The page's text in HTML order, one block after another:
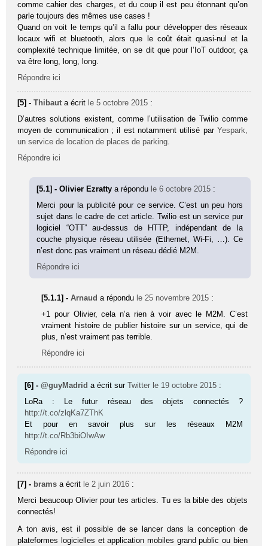
comme cahier des charges, et du coup il est peu étonnant qu’on
parle toujours des mêmes use cases !
Quand on voit le temps qu’il a fallu pour développer des réseaux
locaux wifi et bluetooth, alors que le coût était quasi-nul et la
complexité technique limitée, on se dit que pour l’IoT outdoor, ça
va être long, long, long.
Répondre ici
[5] -Thibaut a écrit le 5 octobre 2015 :
D’autres solutions existent, comme l’utilisation de Twilio comme
moyen de communication ; il est notamment utilisé par Yespark,
un service de location de places de parking
Répondre ici
[5.1] - Olivier Ezrattya répondu le 6 octobre 2015 :
Merci pour la publicité pour ce service. C’est un peu hors
sujet dans le cadre de cet article. Twilio est un service pur
logiciel “OTT” au-dessus de HTTP, indépendant de la
couche physique réseau utilisée (Ethernet, Wi-Fi, …). Ce
n’est donc pas vraiment un réseau dédié M2M.
Répondre ici
[5.1.1] -Arnaud a répondu le 25 novembre 2015 :
+1 pour Olivier, cela n’a rien à voir avec le M2M. C’est
vraiment histoire de publier histoire sur un service, qui de
plus, n’est vraiment pas terrible.
Répondre ici
[6] -@guyMadrid a écrit surTwitter le 19 octobre 2015 :
LoRa : Le futur réseau des objets connectés ?
http://t.co/zlqKa7ZThK
Et pour en savoir plus sur les réseaux M2M
http://t.co/Rb3biOIwAw
Répondre ici
[7] - brams a écrit le 2 juin 2016 :
Merci beaucoup Olivier pour tes articles. Tu es la bible des objets
connectés!
A ton avis, est il possible de se lancer dans la conception de
plateformes logicielles et application mobiles grand public ou bien